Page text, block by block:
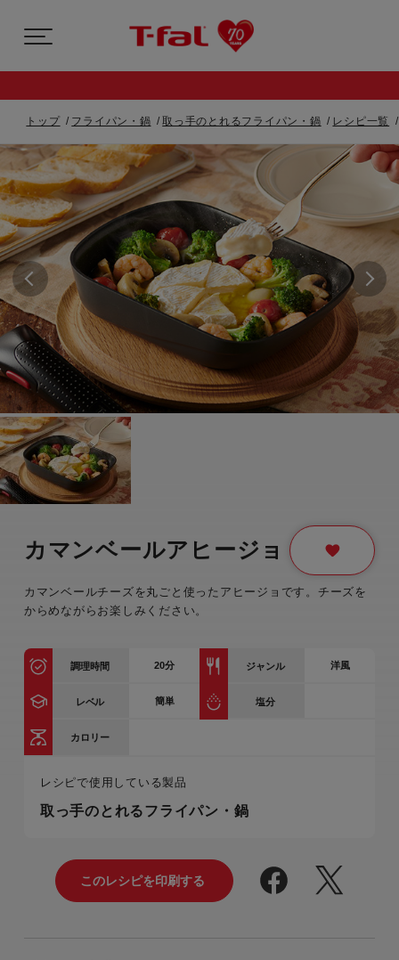
トップ フライパン・鍋 取っ手のとれるフライパン・鍋 レシピ一覧
カマンベールアヒージョ
カマンベールチーズを丸ごと使ったアヒージョです。チーズを
からめながらお楽しみください。
調理時間 20分 ジャンル 洋風
レベル 簡単 塩分
カロリー
レシピで使用している製品
取っ手のとれるフライパン・鍋